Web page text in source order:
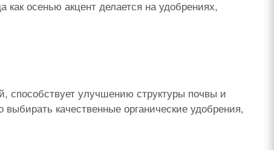
осенью акцент делается на удобрениях,
способствует улучшению структуры почвы и
качественные органические удобрения,